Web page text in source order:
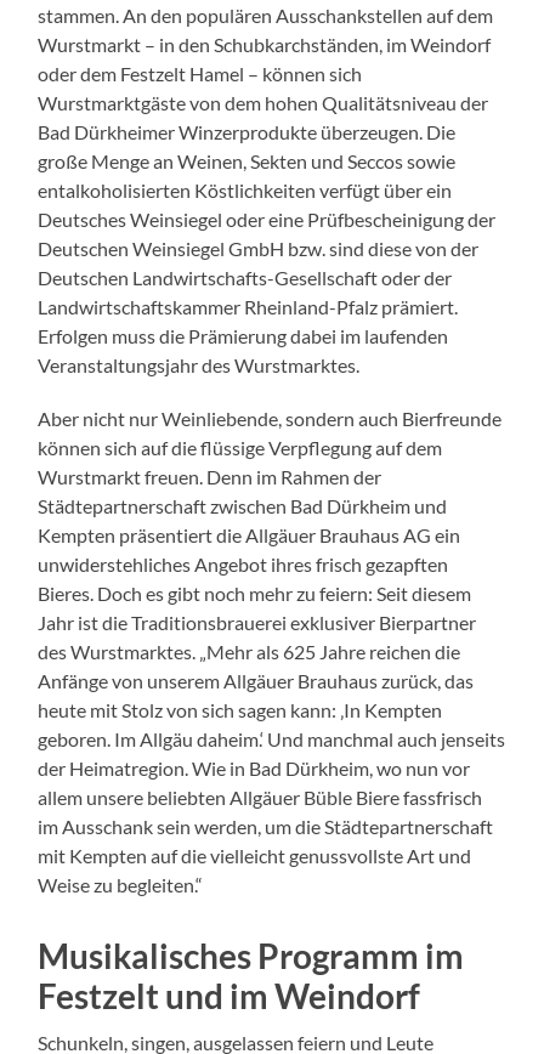
stammen. An den populären Ausschankstellen auf dem
Wurstmarkt – in den Schubkarchständen, im Weindorf
oder dem Festzelt Hamel – können sich
Wurstmarktgäste von dem hohen Qualitätsniveau der
Bad Dürkheimer Winzerprodukte überzeugen. Die
große Menge an Weinen, Sekten und Seccos sowie
entalkoholisierten Köstlichkeiten verfügt über ein
Deutsches Weinsiegel oder eine Prüfbescheinigung der
Deutschen Weinsiegel GmbH bzw. sind diese von der
Deutschen Landwirtschafts-Gesellschaft oder der
Landwirtschaftskammer Rheinland-Pfalz prämiert.
Erfolgen muss die Prämierung dabei im laufenden
Veranstaltungsjahr des Wurstmarktes.
Aber nicht nur Weinliebende, sondern auch Bierfreunde
können sich auf die flüssige Verpflegung auf dem
Wurstmarkt freuen. Denn im Rahmen der
Städtepartnerschaft zwischen Bad Dürkheim und
Kempten präsentiert die Allgäuer Brauhaus AG ein
unwiderstehliches Angebot ihres frisch gezapften
Bieres. Doch es gibt noch mehr zu feiern: Seit diesem
Jahr ist die Traditionsbrauerei exklusiver Bierpartner
des Wurstmarktes. „Mehr als 625 Jahre reichen die
Anfänge von unserem Allgäuer Brauhaus zurück, das
heute mit Stolz von sich sagen kann: ‚In Kempten
geboren. Im Allgäu daheim.‘ Und manchmal auch jenseits
der Heimatregion. Wie in Bad Dürkheim, wo nun vor
allem unsere beliebten Allgäuer Büble Biere fassfrisch
im Ausschank sein werden, um die Städtepartnerschaft
mit Kempten auf die vielleicht genussvollste Art und
Weise zu begleiten.“
Musikalisches Programm im
Festzelt und im Weindorf
Schunkeln, singen, ausgelassen feiern und Leute